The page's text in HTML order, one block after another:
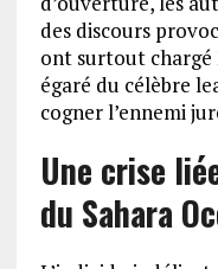
des discours
ont surtout
égaré du célèbre
cogner l’ennemi
Une crise
du Sahara